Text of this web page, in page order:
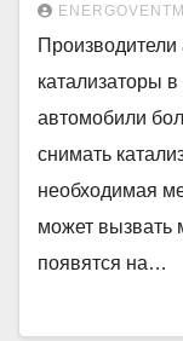
катализаторы
автомобили
снимать
необходимая
может вызвать
появятся на…